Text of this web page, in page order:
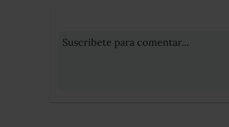
Suscribete para comentar...